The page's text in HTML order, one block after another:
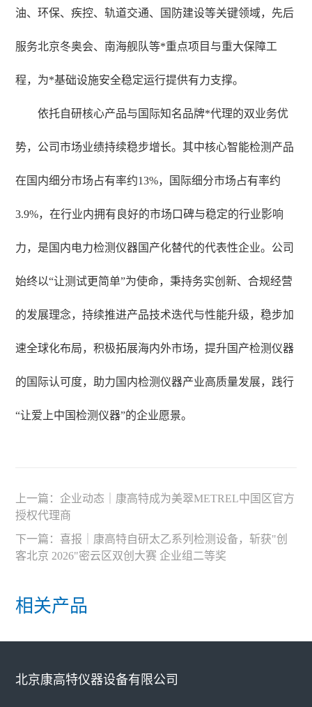
油、环保、疾控、轨道交通、国防建设等关键领域，先后
服务北京冬奥会、南海舰队等*重点项目与重大保障工
程，为*基础设施安全稳定运行提供有力支撑。
依托自研核心产品与国际知名品牌*代理的双业务优
势，公司市场业绩持续稳步增长。其中核心智能检测产品
在国内细分市场占有率约13%，国际细分市场占有率约
3.9%，在行业内拥有良好的市场口碑与稳定的行业影响
力，是国内电力检测仪器国产化替代的代表性企业。公司
始终以“让测试更简单”为使命，秉持务实创新、合规经营
的发展理念，持续推进产品技术迭代与性能升级，稳步加
速全球化布局，积极拓展海内外市场，提升国产检测仪器
的国际认可度，助力国内检测仪器产业高质量发展，践行
“让爱上中国检测仪器”的企业愿景。
上一篇： 企业动态｜康高特成为美翠METREL中国区官方
授权代理商
下一篇：喜报｜康高特自研太乙系列检测设备，斩获"创
客北京 2026"密云区双创大赛 企业组二等奖
相关产品
北京康高特仪器设备有限公司